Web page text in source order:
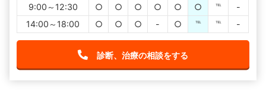
9:00～12:30
○ ○ ○ ○ ○ ○ ℡
-
14:00～18:00
○ ○ ○ - ○ ℡ ℡ -
診断、治療の相談をする